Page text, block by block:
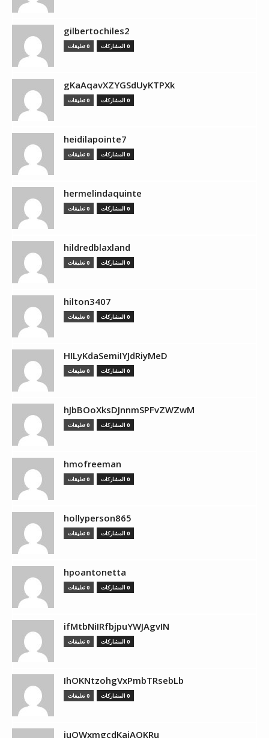
gilbertochiles2
0 المشاركات 0 تعليقات
gKaAqavXZYGSdUyKTPXk
0 المشاركات 0 تعليقات
heidilapointe7
0 المشاركات 0 تعليقات
hermelindaquinte
0 المشاركات 0 تعليقات
hildredblaxland
0 المشاركات 0 تعليقات
hilton3407
0 المشاركات 0 تعليقات
HILyKdaSemiIYJdRiyMeD
0 المشاركات 0 تعليقات
hJbBOoXksDJnnmSPFvZWZwM
0 المشاركات 0 تعليقات
hmofreeman
0 المشاركات 0 تعليقات
hollyperson865
0 المشاركات 0 تعليقات
hpoantonetta
0 المشاركات 0 تعليقات
ifMtbNiIRfbjpuYWJAgvIN
0 المشاركات 0 تعليقات
IhOKNtzohgVxPmbTRsebLb
0 المشاركات 0 تعليقات
iuOWxmgcdKajAOKRu